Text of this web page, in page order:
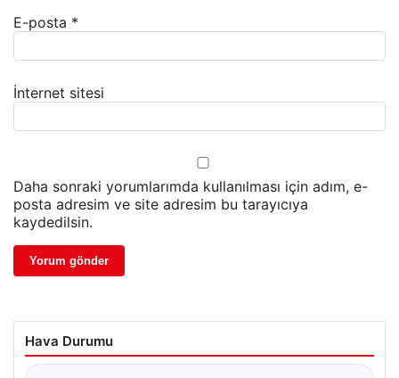
E-posta *
İnternet sitesi
Daha sonraki yorumlarımda kullanılması için adım, e-
posta adresim ve site adresim bu tarayıcıya
kaydedilsin.
Hava Durumu